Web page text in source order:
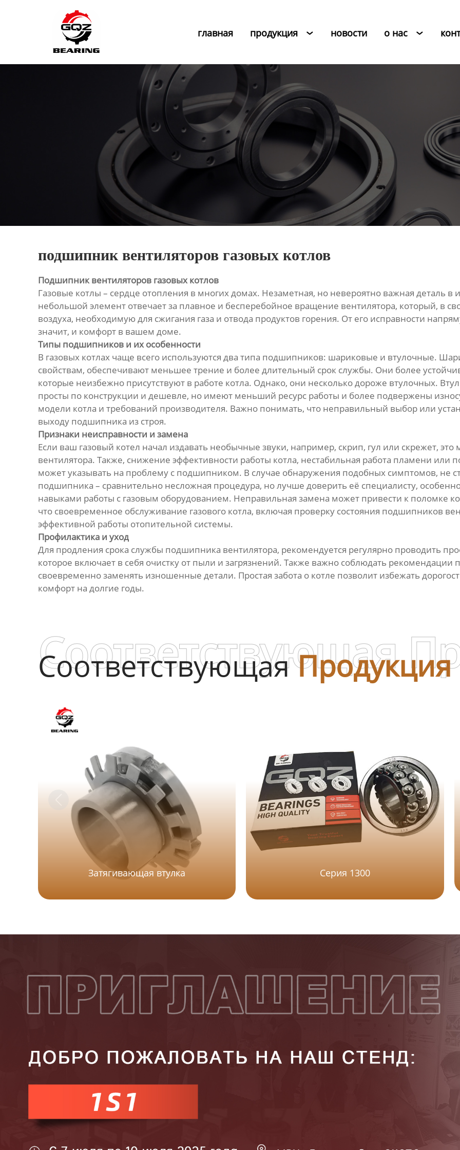
главная продукция  новости о нас 
Новости
подшипник вентиляторов газовых котлов
Подшипник вентиляторов газовых котлов
Газовые котлы – сердце отопления в многих домах. Незаметная, но невероятно важная деталь в
небольшой элемент отвечает за плавное и бесперебойное вращение вентилятора, который, в
воздуха, необходимую для сжигания газа и отвода продуктов горения. От его исправности
значит, и комфорт в вашем доме.
Типы подшипников и их особенности
В газовых котлах чаще всего используются два типа подшипников: шариковые и втулочные.
свойствам, обеспечивают меньшее трение и более длительный срок службы. Они более
которые неизбежно присутствуют в работе котла. Однако, они несколько дороже втулочных.
просты по конструкции и дешевле, но имеют меньший ресурс работы и более подвержены
модели котла и требований производителя. Важно понимать, что неправильный выбор или
выходу подшипника из строя.
Признаки неисправности и замена
Если ваш газовый котел начал издавать необычные звуки, например, скрип, гул или скрежет,
вентилятора. Также, снижение эффективности работы котла, нестабильная работа пламени или
может указывать на проблему с подшипником. В случае обнаружения подобных симптомов, не
подшипника – сравнительно несложная процедура, но лучше доверить её специалисту,
навыками работы с газовым оборудованием. Неправильная замена может привести к поломке
что своевременное обслуживание газового котла, включая проверку состояния подшипников
эффективной работы отопительной системы.
Профилактика и уход
Для продления срока службы подшипника вентилятора, рекомендуется регулярно проводить
которое включает в себя очистку от пыли и загрязнений. Также важно соблюдать рекомендации
своевременно заменять изношенные детали. Простая забота о котле позволит избежать
комфорт на долгие годы.
СоответствующаяПродукция
Соответствующая
Затягивающая втулка Серия 1300